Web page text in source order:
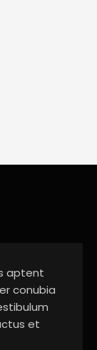
aptent
conubia
et